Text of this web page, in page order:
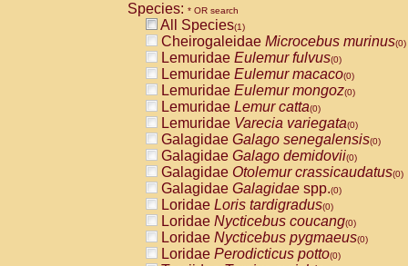
CebidaeCebus capucinus
CebidaeCebus nigrivittatus
CebidaeCebus spp.(0)
CebidaeSaimiri boliviensis(0)
CebidaeSaimiri sciureus(0)
AtelidaeAlouatta caraya(0)
AtelidaeAlouatta fusca(0)
AtelidaeAlouatta seniculus(0)
AtelidaeAlouattaspp.(0)
AtelidaeAteles belzebuth(0)
AtelidaeAteles geoffroyi(0)
AtelidaeAteles paniscus(0)
AtelidaeAtelesspp.(0)
AtelidaeLagothrix lagothricha(0)
AtelidaeLagothrix lagothricha cana
PitheciidaeCacajao calvus
Species: * OR search
All Species(1)
Cheirogaleidae Microcebus murinus(0)
Lemuridae Eulemur fulvus(0)
Lemuridae Eulemur macaco(0)
Lemuridae Eulemur mongoz(0)
Lemuridae Lemur catta(0)
Lemuridae Varecia variegata(0)
Galagidae Galago senegalensis(0)
Galagidae Galago demidovii(0)
Galagidae Otolemur crassicaudatus(0)
Galagidae Galagidae spp.(0)
Loridae Loris tardigradus(0)
Loridae Nycticebus coucang(0)
Loridae Nycticebus pygmaeus(0)
Loridae Perodicticus potto(0)